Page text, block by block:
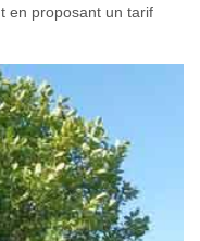
en proposant un tarif